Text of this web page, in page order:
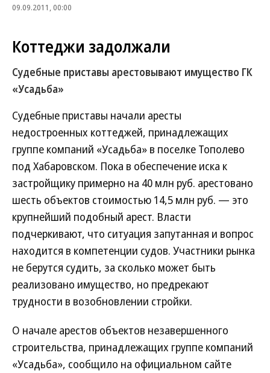
09.09.2011, 00:00
Коттеджи задолжали
Судебные приставы арестовывают имущество ГК
«Усадьба»
Судебные приставы начали аресты
недостроенных коттеджей, принадлежащих
группе компаний «Усадьба» в поселке Тополево
под Хабаровском. Пока в обеспечение иска к
застройщику примерно на 40 млн руб. арестовано
шесть объектов стоимостью 14,5 млн руб. — это
крупнейший подобный арест. Власти
подчеркивают, что ситуация запутанная и вопрос
находится в компетенции судов. Участники рынка
не берутся судить, за сколько может быть
реализовано имущество, но предрекают
трудности в возобновлении стройки.
О начале арестов объектов незавершенного
строительства, принадлежащих группе компаний
«Усадьба», сообщило на официальном сайте